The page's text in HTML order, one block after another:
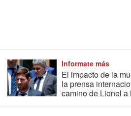
Informate más
El impacto de la
la prensa
camino de Lionel a